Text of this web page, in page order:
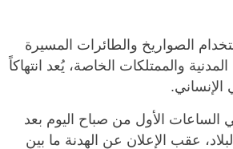
الصواريخ والطائرات المسيرة
والممتلكات الخاصة، يُعد انتهاكاً
الإنساني.
الساعات الأول من صباح اليوم بعد
عقب الإعلان عن الهدنة ما بين